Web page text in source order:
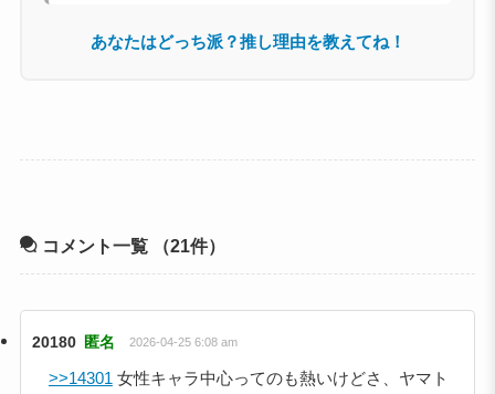
あなたはどっち派？推し理由を教えてね！
コメント一覧 （21件）
20180 匿名 2026-04-25 6:08 am
>>14301 女性キャラ中心ってのも熱いけどさ、ヤマト